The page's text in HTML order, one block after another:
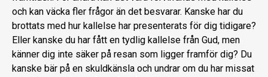
och kan väcka fler frågor än det besvarar. Kanske har du
brottats med hur kallelse har presenterats för dig tidigare?
Eller kanske du har fått en tydlig kallelse från Gud, men
känner dig inte säker på resan som ligger framför dig? Du
kanske bär på en skuldkänsla och undrar om du har missat